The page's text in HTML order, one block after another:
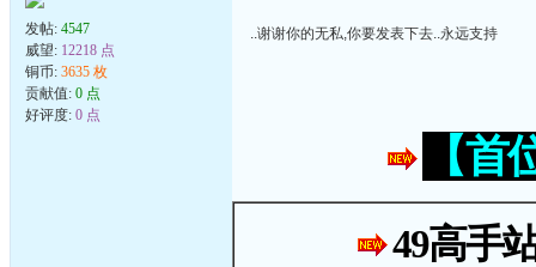
发帖: 4547
威望: 12218 点
铜币: 3635 枚
贡献值: 0 点
好评度: 0 点
..谢谢你的无私,你要发表下去..永远支持
【
49高手